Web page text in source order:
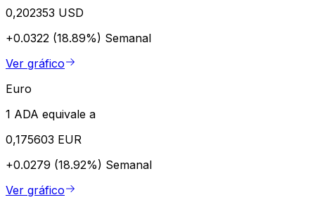
0,202353 USD
+0.0322 (18.89%) Semanal
Ver gráfico
Euro
1 ADA equivale a
0,175603 EUR
+0.0279 (18.92%) Semanal
Ver gráfico